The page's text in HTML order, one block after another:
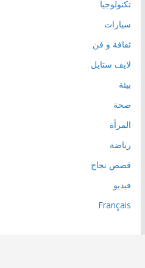
تكنولوجيا
سيارات
ثقافة و فن
لايف ستايل
بيئة
صحة
المرأة
رياضة
قصص نجاح
فيديو
Français